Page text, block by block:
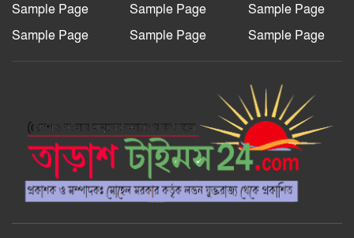
রাজশাহী দুর্গাপুরে ভ্রাম্যমাণ আদালতের
বাংলাদেশ জাতীয়তাবাদী স্বেচ্ছাসেবক
দলের হরিপুর উপজেলা শাখার নতুন কমিটি
গঠন
আল-ইযহার আইডিয়াল মাদ্রাসায় মেধা
বিকাশ, কুরআন বিতরণ ও ফলাফল প্রকাশ
অনুষ্ঠান ২০২৬ অনুষ্ঠিত।
Sample Page Sample Page
Sample Page
Sample Page
Sample Page Sample Page